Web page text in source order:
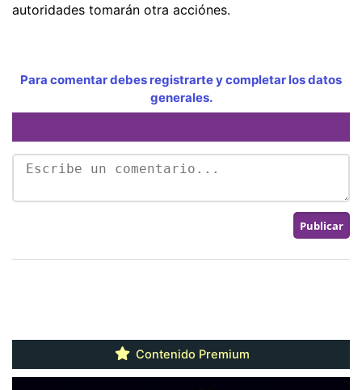
autoridades tomarán otra acciónes.
Para comentar debes registrarte y completar los datos
generales.
Contenido Premium